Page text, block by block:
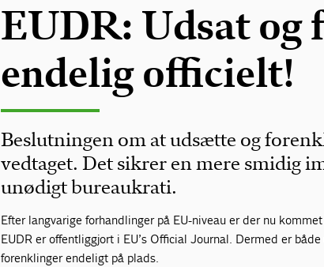
EUDR: Udsat og
endelig officielt!
Beslutningen om at udsætte og
vedtaget. Det sikrer en mere smidig
unødigt bureaukrati.
Efter langvarige forhandlinger på EU-niveau er der nu
EUDR er offentliggjort i EU’s Official Journal. Dermed er
forenklinger endeligt på plads.